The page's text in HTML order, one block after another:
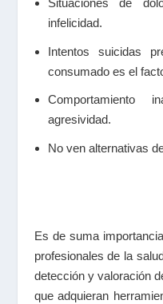
Situaciones de
infelicidad.
Intentos suicidas
consumado es el
Comportamiento
agresividad.
No ven alternativas
Es de suma
profesionales de la
detección y valoración
que adquieran